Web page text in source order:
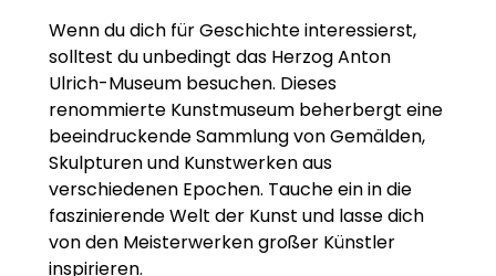
Wenn du dich für Geschichte interessierst,
solltest du unbedingt das Herzog Anton
Ulrich-Museum besuchen. Dieses
renommierte Kunstmuseum beherbergt eine
beeindruckende Sammlung von Gemälden,
Skulpturen und Kunstwerken aus
verschiedenen Epochen. Tauche ein in die
faszinierende Welt der Kunst und lasse dich
von den Meisterwerken großer Künstler
inspirieren.